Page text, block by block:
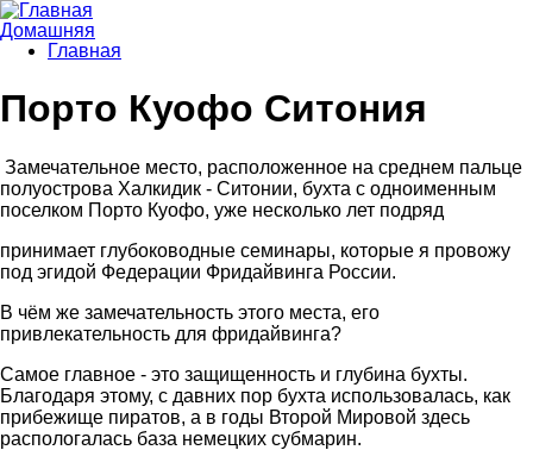
Перейти к основному содержанию
Домашняя
Главная
Порто Куофо Ситония
Замечательное место, расположенное на среднем пальце
полуострова Халкидик - Ситонии, бухта с одноименным
поселком Порто Куофо, уже несколько лет подряд
принимает глубоководные семинары, которые я провожу
под эгидой Федерации Фридайвинга России.
В чём же замечательность этого места, его
привлекательность для фридайвинга?
Самое главное - это защищенность и глубина бухты.
Благодаря этому, с давних пор бухта использовалась, как
прибежище пиратов, а в годы Второй Мировой здесь
распологалась база немецких субмарин.